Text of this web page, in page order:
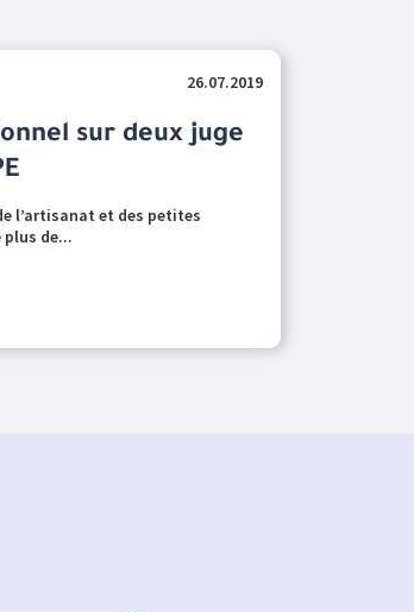
26.07.2019
sur deux juge
l’artisanat et des petites
de...